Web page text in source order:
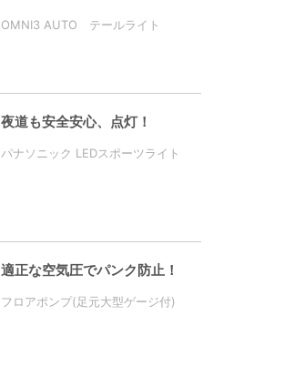
OMNI3 AUTO テールライト
夜道も安全安心、点灯！
パナソニック LEDスポーツライト
適正な空気圧でパンク防止！
フロアポンプ(足元大型ゲージ付)